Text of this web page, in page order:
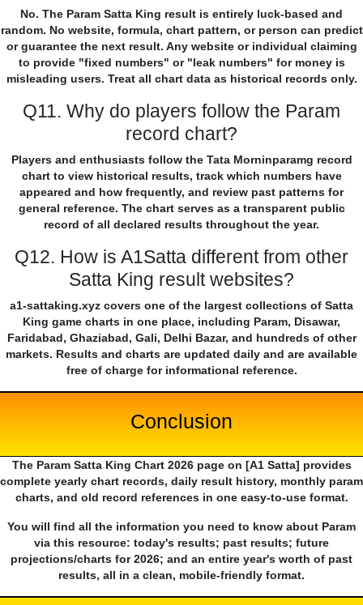
No. The Param Satta King result is entirely luck-based and
random. No website, formula, chart pattern, or person can predict
or guarantee the next result. Any website or individual claiming
to provide "fixed numbers" or "leak numbers" for money is
misleading users. Treat all chart data as historical records only.
Q11. Why do players follow the Param
record chart?
Players and enthusiasts follow the Tata Morninparamg record
chart to view historical results, track which numbers have
appeared and how frequently, and review past patterns for
general reference. The chart serves as a transparent public
record of all declared results throughout the year.
Q12. How is A1Satta different from other
Satta King result websites?
a1-sattaking.xyz covers one of the largest collections of Satta
King game charts in one place, including Param, Disawar,
Faridabad, Ghaziabad, Gali, Delhi Bazar, and hundreds of other
markets. Results and charts are updated daily and are available
free of charge for informational reference.
Conclusion
The Param Satta King Chart 2026 page on [A1 Satta] provides
complete yearly chart records, daily result history, monthly param
charts, and old record references in one easy-to-use format.
You will find all the information you need to know about Param
via this resource: today's results; past results; future
projections/charts for 2026; and an entire year's worth of past
results, all in a clean, mobile-friendly format.